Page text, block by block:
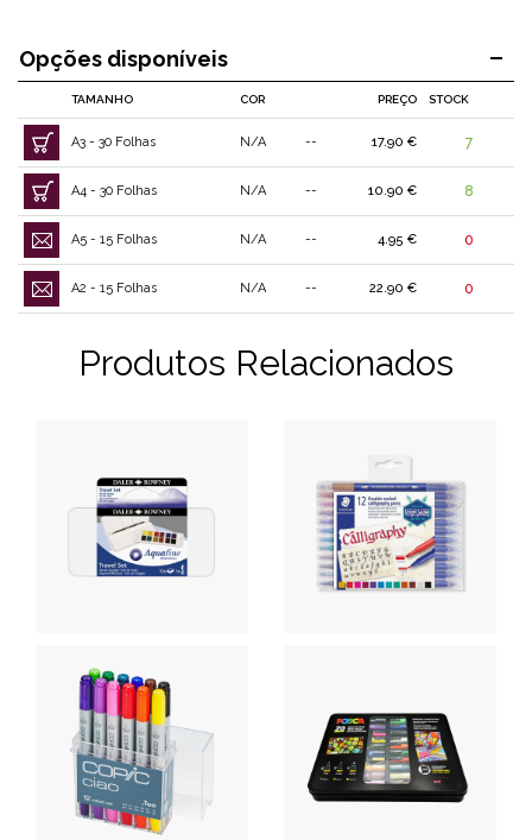
Opções disponíveis
TAMANHO COR PREÇO STOCK
A3 - 30 Folhas N/A -- 17.90 € 7
A4 - 30 Folhas N/A -- 10.90 € 8
A5 - 15 Folhas N/A -- 4.95 € 0
A2 - 15 Folhas N/A -- 22.90 € 0
Produtos Relacionados